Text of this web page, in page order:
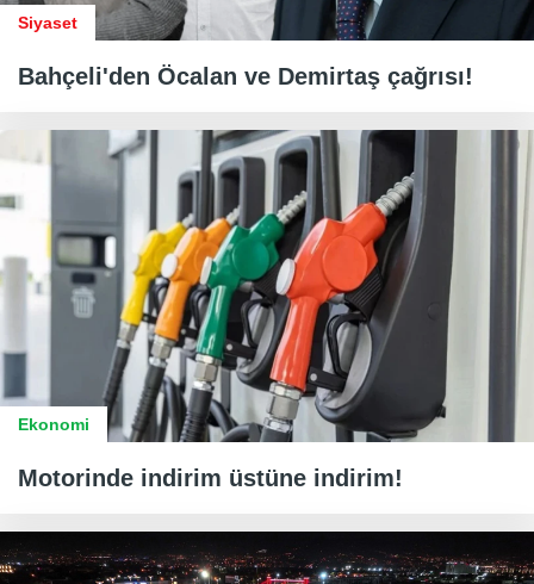
Siyaset
Bahçeli'den Öcalan ve Demirtaş çağrısı!
Ekonomi
Motorinde indirim üstüne indirim!